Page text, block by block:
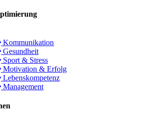
Kommunikation
Gesundheit
Sport & Stress
Motivation & Erfolg
Lebenskompetenz
Management